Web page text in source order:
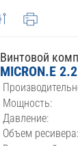
Винтовой
MICRON.E
Мощность:
Давление:
Объем ресивера: